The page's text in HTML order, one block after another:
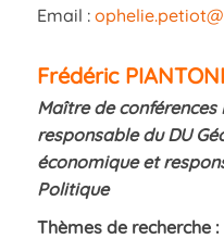
Email :
Frédéric PIANTONI
Maître de conférences
responsable du DU
économique et
Politique
Thèmes de recherche :